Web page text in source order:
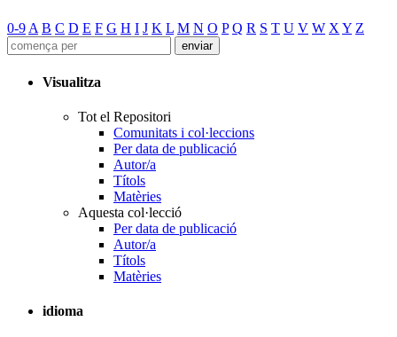
0-9 A B C D E F G H I J K L M N O P Q R S T U V W X Y Z
Visualitza
Tot el Repositori
Comunitats i col·leccions
Per data de publicació
Autor/a
Títols
Matèries
Aquesta col·lecció
Per data de publicació
Autor/a
Títols
Matèries
idioma